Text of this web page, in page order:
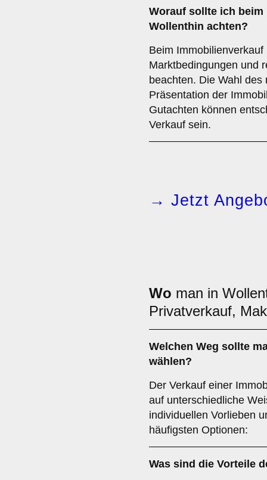
Worauf sollte ich
Wollenthin achten?
Beim
Marktbedingungen und
beachten. Die Wahl
Präsentation der
Gutachten können
Verkauf sein.
→ Jetzt
Wo man in
Privatverkauf,
Welchen Weg sollte
wählen?
Der Verkauf einer
auf unterschiedliche
individuellen Vorlieben
häufigsten Optionen:
Was sind die Vorteile